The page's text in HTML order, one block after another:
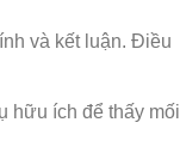
và kết luận. Điều
hữu ích để thấy mối